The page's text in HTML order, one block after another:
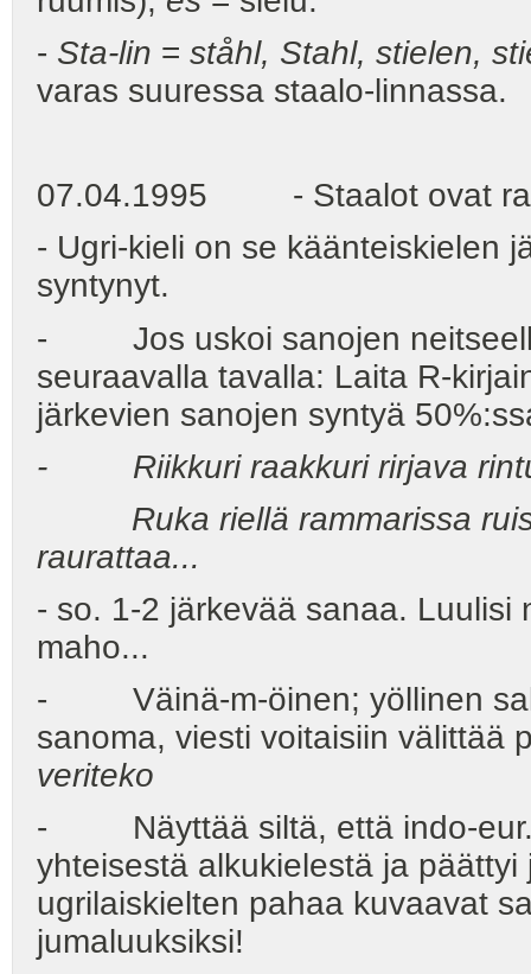
- Sta-lin = ståhl, Stahl, stielen,
varas suuressa staalo-linnassa.
07.04.1995 - Staalot ovat
- Ugri-kieli on se käänteiskielen
syntynyt.
- Jos uskoi sanojen
seuraavalla tavalla: Laita R-
järkevien sanojen syntyä
- Riikkuri raakkuri rirjava rintu
Ruka riellä rammarissa
raurattaa...
- so. 1-2 järkevää sanaa.
maho...
- Väinä-m-öinen; yöllinen
sanoma, viesti voitaisiin välittää
veriteko
- Näyttää siltä, että indo-eur.
yhteisestä alkukielestä ja
ugrilaiskielten pahaa kuvaavat
jumaluuksiksi!